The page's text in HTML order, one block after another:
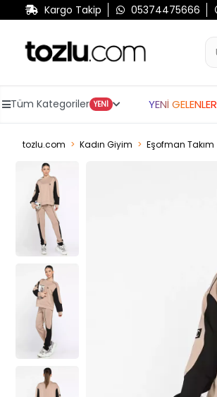
Kargo Takip 05374475666
Tüm Kategoriler YENİ YENİ GELENLER
tozlu.com Kadın Giyim Eşofman Takım